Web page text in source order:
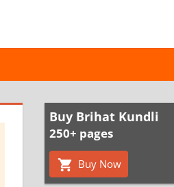
Buy Brihat Kundli
250+ pages
Buy Now